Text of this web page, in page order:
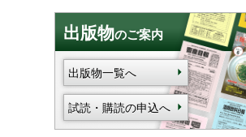
出版物のご案内
出版物一覧へ
試読・購読の申込へ